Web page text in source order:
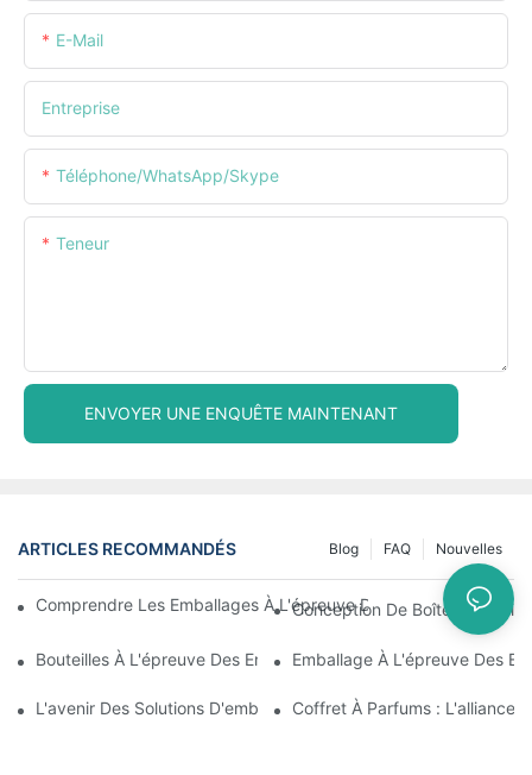
E-Mail
Entreprise
Téléphone/WhatsApp/Skype
Teneur
ENVOYER UNE ENQUÊTE MAINTENANT
ARTICLES RECOMMANDÉS Nouvelles
FAQ
Blog
Comprendre Les Emballages À L'épreuve Des Enfants :
Conception De Boîtes
Bouteilles À L'épreuve Des Enfants : Ce Que Vous Devez
Emballage À L'épreuve Des
L'avenir Des Solutions D'emballage À L'épreuve Des Enfants
Coffret À Parfums : L'alliance